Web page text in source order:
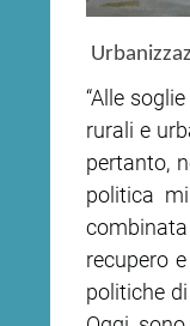
“Alle
rurali e
pertanto,
politica
recupero
politiche